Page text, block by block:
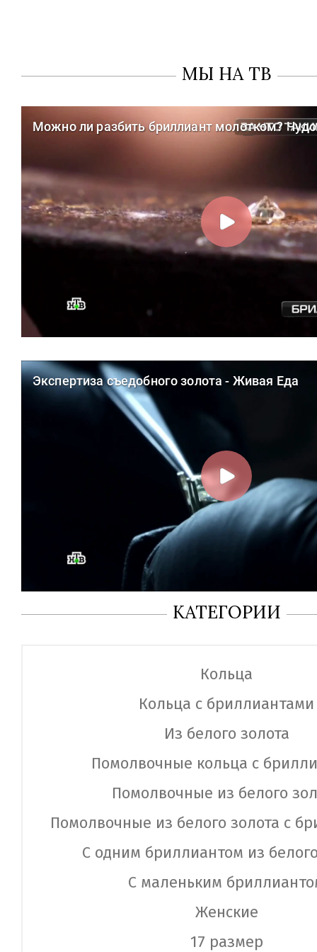
МЫ НА ТВ
КАТЕГОРИИ
Кольца
Кольца с бриллиантами
Из белого золота
Помолвочные кольца с
Помолвочные из белого
Помолвочные из белого золота с
С одним бриллиантом из
С маленьким
Женские
17 размер